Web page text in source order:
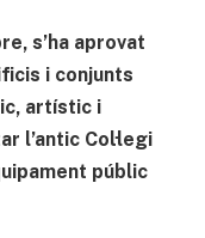
s’ha aprovat
i conjunts
artístic i
l’antic Col·legi
públic